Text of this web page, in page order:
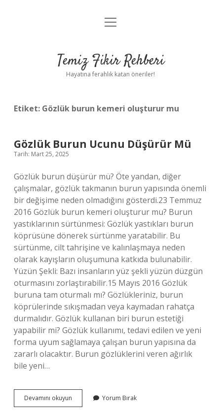
Anasayfa
Yasal Uyarı
menüyü
Temiz Fikir Rehberi
Hayatına ferahlık katan öneriler!
Etiket: Gözlük burun kemeri oluşturur mu
Gözlük Burun Ucunu Düşürür Mü
Tarih: Mart 25, 2025
Gözlük burun düşürür mü? Öte yandan, diğer
çalışmalar, gözlük takmanın burun yapısında önemli
bir değişime neden olmadığını gösterdi.23 Temmuz
2016 Gözlük burun kemeri oluşturur mu? Burun
yastıklarının sürtünmesi: Gözlük yastıkları burun
köprüsüne dönerek sürtünme yaratabilir. Bu
sürtünme, cilt tahrişine ve kalınlaşmaya neden
olarak kayışların oluşumuna katkıda bulunabilir.
Yüzün Şekli: Bazı insanların yüz şekli yüzün düzgün
oturmasını zorlaştırabilir.15 Mayıs 2016 Gözlük
buruna tam oturmalı mı? Gözlükleriniz, burun
köprülerinde sıkışmadan veya kaymadan rahatça
durmalıdır. Gözlük kullanan biri burun estetiği
yapabilir mi? Gözlük kullanımı, tedavi edilen ve yeni
forma uyum sağlamaya çalışan burun yapısına da
zararlı olacaktır. Burun gözlüklerini veren ağırlık
bile yeni…
Devamını okuyun
Burun
Yorum Bırak